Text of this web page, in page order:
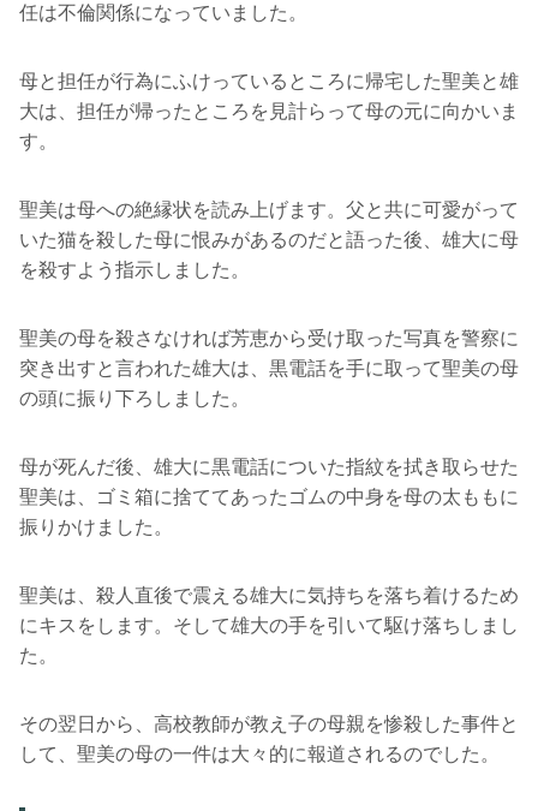
任は不倫関係になっていました。
母と担任が行為にふけっているところに帰宅した聖美と雄
大は、担任が帰ったところを見計らって母の元に向かいま
す。
聖美は母への絶縁状を読み上げます。父と共に可愛がって
いた猫を殺した母に恨みがあるのだと語った後、雄大に母
を殺すよう指示しました。
聖美の母を殺さなければ芳恵から受け取った写真を警察に
突き出すと言われた雄大は、黒電話を手に取って聖美の母
の頭に振り下ろしました。
母が死んだ後、雄大に黒電話についた指紋を拭き取らせた
聖美は、ゴミ箱に捨ててあったゴムの中身を母の太ももに
振りかけました。
聖美は、殺人直後で震える雄大に気持ちを落ち着けるため
にキスをします。そして雄大の手を引いて駆け落ちしまし
た。
その翌日から、高校教師が教え子の母親を惨殺した事件と
して、聖美の母の一件は大々的に報道されるのでした。